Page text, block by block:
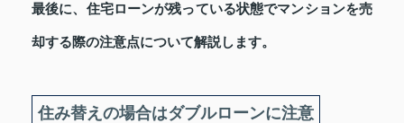
最後に、住宅ローンが残っている状態でマンションを売
却する際の注意点について解説します。
住み替えの場合はダブルローンに注意